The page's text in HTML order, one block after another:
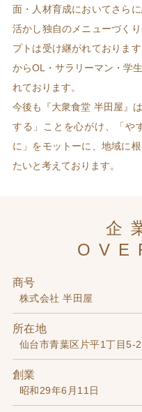
面・人材育成においてさら
活かし独自のメニューづく
プトは受け継がれておりま
からOL・サラリーマン・学
れております。
今後も『大衆食堂 半田屋』
する」ことを心がけ、「や
に」をモットーに、地域に
たいと考えております。
企
商号
株式会社 半田屋
所在地
仙台市青葉区片平1丁目5-
創業
昭和29年6月11日